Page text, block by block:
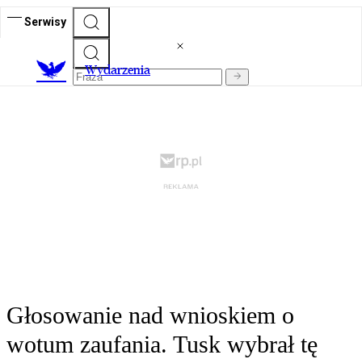
Serwisy
Wydarzenia
Głosowanie nad wnioskiem o
wotum zaufania. Tusk wybrał tę